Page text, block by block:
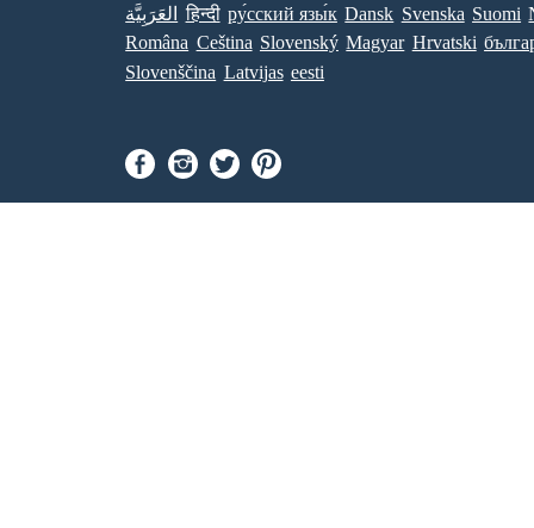
العَرَبِيَّة
हिन्दी ру́сский язы́к Dansk Svenska Suomi
Româna Ceština Slovenský Magyar Hrvatski
Slovenščina Latvijas eesti